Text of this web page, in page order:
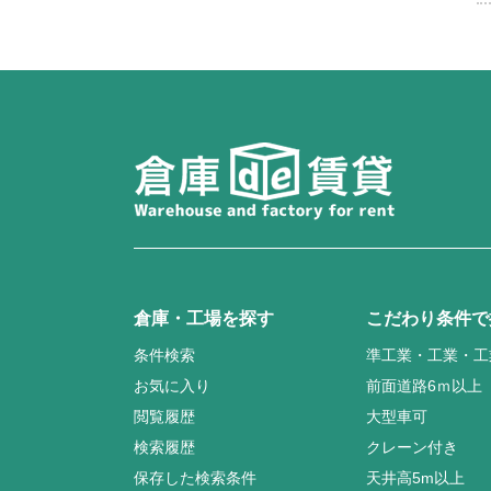
倉庫・工場を探す
条件検索
お気に入り
閲覧履歴
検索履歴
保存した検索条件
こだわり条件
準工業・工業・
前面道路6ｍ以上
大型車可
クレーン付き
天井高5m以上